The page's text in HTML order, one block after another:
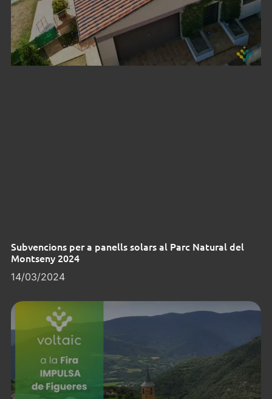
Subvencions per a panells solars al Parc Natural del
Montseny 2024
14/03/2024